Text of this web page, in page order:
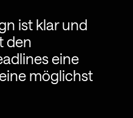
ist klar und
den
eine
möglichst